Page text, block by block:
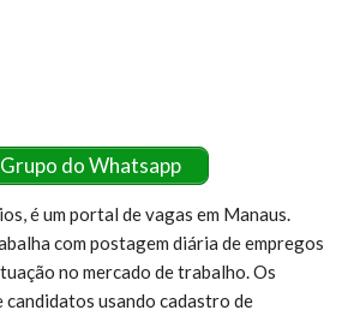
Grupo do Whatsapp
é um portal de vagas em Manaus.
com postagem diária de empregos
no mercado de trabalho. Os
candidatos usando cadastro de